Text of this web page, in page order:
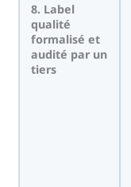
8. Label
qualité
formalisé et
audité par un
tiers